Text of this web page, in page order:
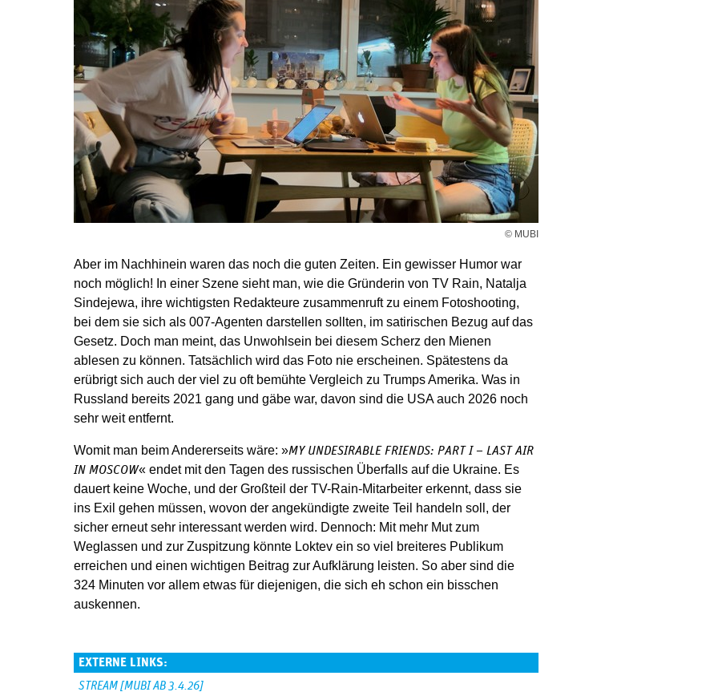
© MUBI
Aber im Nachhinein waren das noch die guten Zeiten. Ein gewisser Humor war
noch möglich! In einer Szene sieht man, wie die Gründerin von TV Rain, Natalja
Sindejewa, ihre wichtigsten Redakteure zusammenruft zu einem Fotoshooting,
bei dem sie sich als 007-Agenten darstellen sollten, im satirischen Bezug auf das
Gesetz. Doch man meint, das Unwohlsein bei diesem Scherz den Mienen
ablesen zu können. Tatsächlich wird das Foto nie erscheinen. Spätestens da
erübrigt sich auch der viel zu oft bemühte Vergleich zu Trumps Amerika. Was in
Russland bereits 2021 gang und gäbe war, davon sind die USA auch 2026 noch
sehr weit entfernt.
Womit man beim Andererseits wäre: »MY UNDESIRABLE FRIENDS: PART I – LAST AIR
IN MOSCOW« endet mit den Tagen des russischen Überfalls auf die Ukraine. Es
dauert keine Woche, und der Großteil der TV-Rain-Mitarbeiter erkennt, dass sie
ins Exil gehen müssen, wovon der angekündigte zweite Teil handeln soll, der
sicher erneut sehr interessant werden wird. Dennoch: Mit mehr Mut zum
Weglassen und zur Zuspitzung könnte Loktev ein so viel breiteres Publikum
erreichen und einen wichtigen Beitrag zur Aufklärung leisten. So aber sind die
324 Minuten vor allem etwas für diejenigen, die sich eh schon ein bisschen
auskennen.
EXTERNE LINKS:
STREAM [MUBI AB 3.4.26]